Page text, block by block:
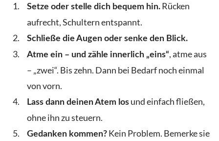
Setze oder stelle dich bequem hin. Rücken
aufrecht, Schultern entspannt.
Schließe die Augen oder senke den Blick.
Atme ein – und zähle innerlich „eins“, atme aus
– „zwei“. Bis zehn. Dann bei Bedarf noch einmal
von vorn.
Lass dann deinen Atem los und einfach fließen,
ohne ihn zu steuern.
Gedanken kommen? Kein Problem. Bemerke sie